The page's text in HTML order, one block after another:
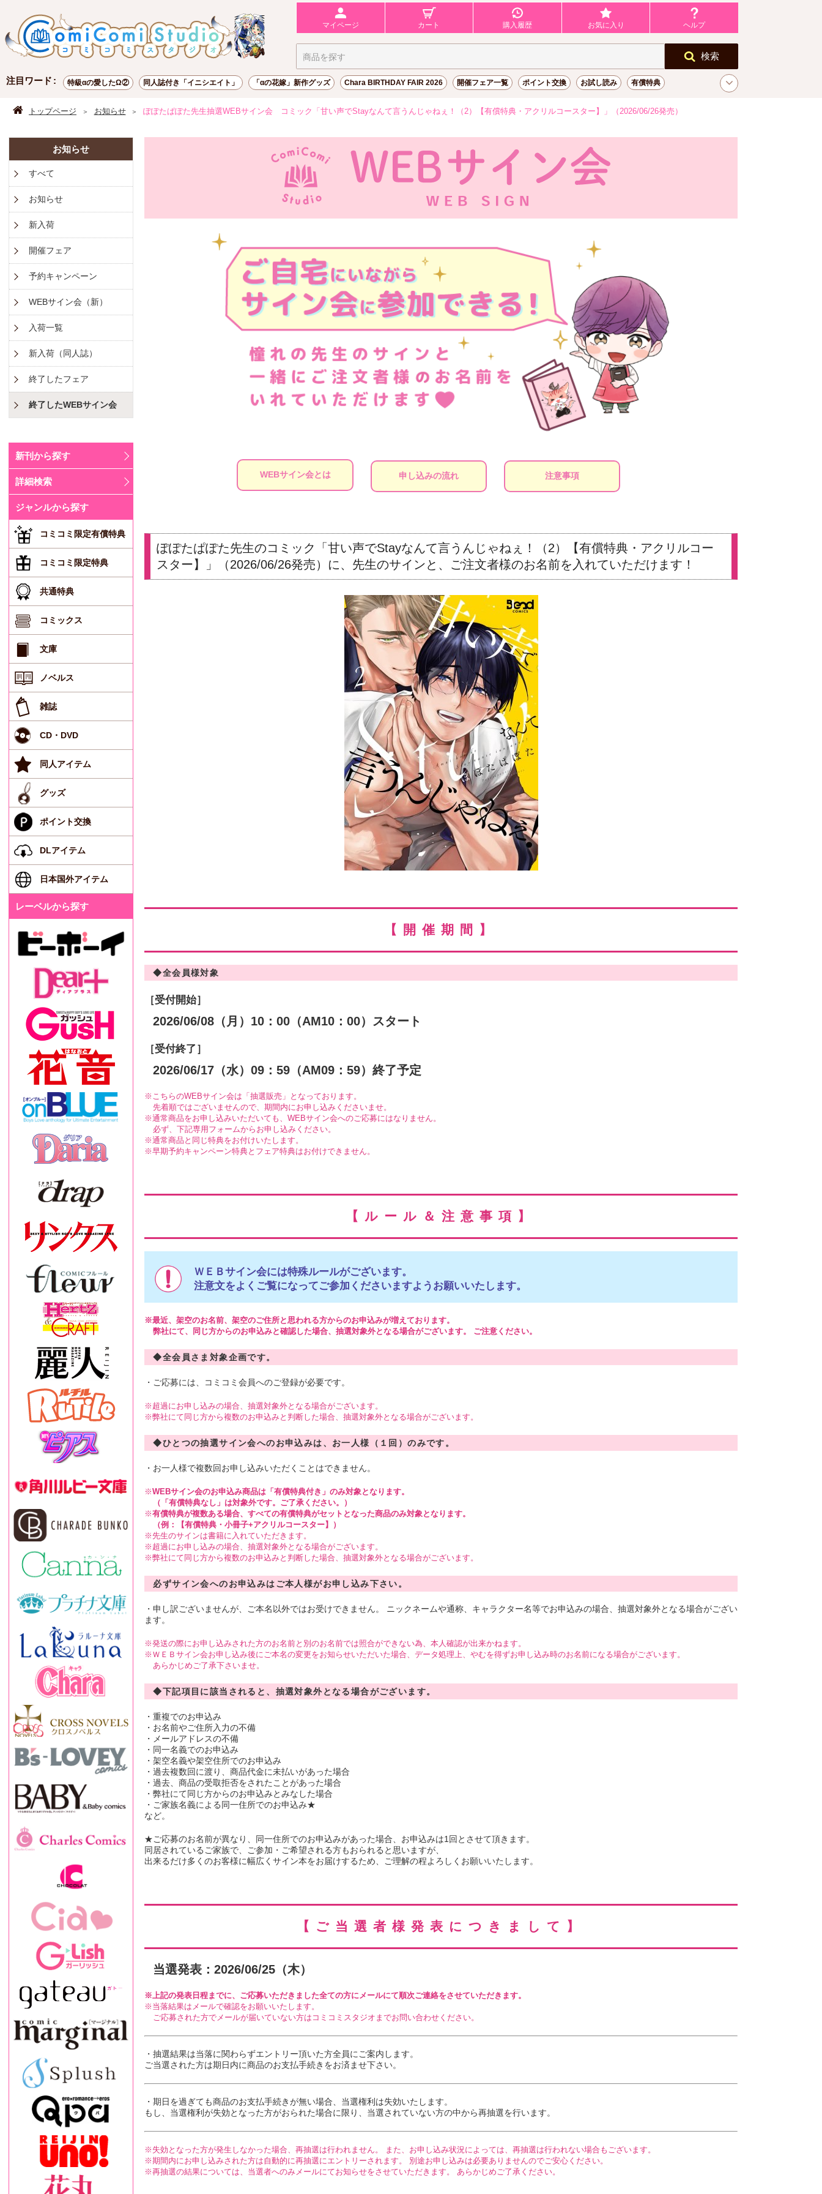
マイページ カート 購入履歴 お気に入り ヘルプ
検索
注目ワード 特級αの愛したΩ② 同人誌付き「イニシエイト」 「αの花嫁」新作グッズ Chara BIRTHDAY FAIR 2026 開催フェア一覧 ポイント交換 お試し読み 有償特典
トップページ お知らせ ぽぽたぱぽた先生抽選WEBサイン会 コミック「甘い声でStayなんて言うんじゃねぇ！（2）【有償特典・アクリルコースター】」（2026/06/26発売）
WEBサイン会とは 申し込みの流れ 注意事項
ぽぽたぱぽた先生のコミック「甘い声でStayなんて言うんじゃねぇ！（2）【有償特典・アクリルコー
スター】」（2026/06/26発売）に、 先生のサインと、ご注文者様のお名前を入れていただけます！
【開催期間】
◆全会員様対象
［受付開始］
2026/06/08（月）10：00（AM10：00）スタート
［受付終了］
2026/06/17（水）09：59（AM09：59）終了予定
こちらのWEBサイン会は「抽選販売」となっております。
先着順ではございませんので、期間内にお申し込みくださいませ。
通常商品をお申し込みいただいても、WEBサイン会へのご応募にはなりません。
必ず、下記専用フォームからお申し込みください。
通常商品と同じ特典をお付けいたします。
早期予約キャンペーン特典とフェア特典はお付けできません。
【ルール＆注意事項】
ＷＥＢサイン会には特殊ルールがございます。
注意文をよくご覧になってご参加くださいますようお願いいたします。
最近、架空のお名前、架空のご住所と思われる方からのお申込みが増えております。
弊社にて、同じ方からのお申込みと確認した場合、抽選対象外となる場合がございます。 ご注意ください。
◆全会員さま対象企画です。
・ご応募には、コミコミ会員へのご登録が必要です。
超過にお申し込みの場合、抽選対象外となる場合がございます。
弊社にて同じ方から複数のお申込みと判断した場合、抽選対象外となる場合がございます。
◆ひとつの抽選サイン会へのお申込みは、お一人様（１回）のみです。
・お一人様で複数回お申し込みいただくことはできません。
WEBサイン会のお申込み商品は「有償特典付き」のみ対象となります。
（「有償特典なし」は対象外です。ご了承ください。）
有償特典が複数ある場合、すべての有償特典がセットとなった商品のみ対象となります。
（例：【有償特典・小冊子+アクリルコースター】）
先生のサインは書籍に入れていただきます。
超過にお申し込みの場合、抽選対象外となる場合がございます。
弊社にて同じ方から複数のお申込みと判断した場合、抽選対象外となる場合がございます。
必ずサイン会へのお申込みはご本人様がお申し込み下さい。
・申し訳ございませんが、ご本名以外ではお受けできません。 ニックネームや通称、キャラクター名等でお申込みの場合、抽選対象外となる場合がござい
ます。
発送の際にお申し込みされた方のお名前と別のお名前では照合ができない為、本人確認が出来かねます。
ＷＥＢサイン会お申し込み後にご本名の変更をお知らせいただいた場合、データ処理上、やむを得ずお申し込み時のお名前になる場合がございます。
あらかじめご了承下さいませ。
◆下記項目に該当されると、抽選対象外となる場合がございます。
・重複でのお申込み
・お名前やご住所入力の不備
・メールアドレスの不備
・同一名義でのお申込み
・架空名義や架空住所でのお申込み
・過去複数回に渡り、商品代金に未払いがあった場合
・過去、商品の受取拒否をされたことがあった場合
・弊社にて同じ方からのお申込みとみなした場合
・ご家族名義による同一住所でのお申込み★
など。
★ご応募のお名前が異なり、同一住所でのお申込みがあった場合、お申込みは1回とさせて頂きます。
同居されているご家族で、ご参加・ご希望される方もおられると思いますが、
出来るだけ多くのお客様に幅広くサイン本をお届けするため、ご理解の程よろしくお願いいたします。
【ご当選者様発表につきまして】
当選発表：2026/06/25（木）
上記の発表日程までに、ご応募いただきました全ての方にメールにて順次ご連絡をさせていただきます。
当落結果はメールで確認をお願いいたします。
ご応募された方でメールが届いていない方はコミコミスタジオまでお問い合わせください。
・抽選結果は当落に関わらずエントリー頂いた方全員にご案内します。
ご当選された方は期日内に商品のお支払手続き をお済ませ下さい。
・期日を過ぎても商品のお支払手続きが無い場合、当選権利は失効いたします。
もし、当選権利が失効となった方がおられた場合に限り、当選されていない方の中から再抽選を行います。
失効となった方が発生しなかった場合、再抽選は行われません。 また、お申し込み状況によっては、再抽選は行われない場合もございます。
期間内にお申し込みされた方は自動的に再抽選にエントリーされます。 別途お申し込みは必要ありませんのでご安心ください。
再抽選の結果については、当選者へのみメールにてお知らせをさせていただきます。 あらかじめご了承ください。
お知らせ
すべて
お知らせ
新入荷
開催フェア
予約キャンペーン
WEBサイン会（新）
入荷一覧
新入荷（同人誌）
終了したフェア
終了したWEBサイン会
新刊から探す
詳細検索
ジャンルから探す
コミコミ限定有償特典
コミコミ限定特典
共通特典
コミックス
文庫
ノベルス
雑誌
CD・DVD
同人アイテム
グッズ
ポイント交換
DLアイテム
日本国外アイテム
レーベルから探す